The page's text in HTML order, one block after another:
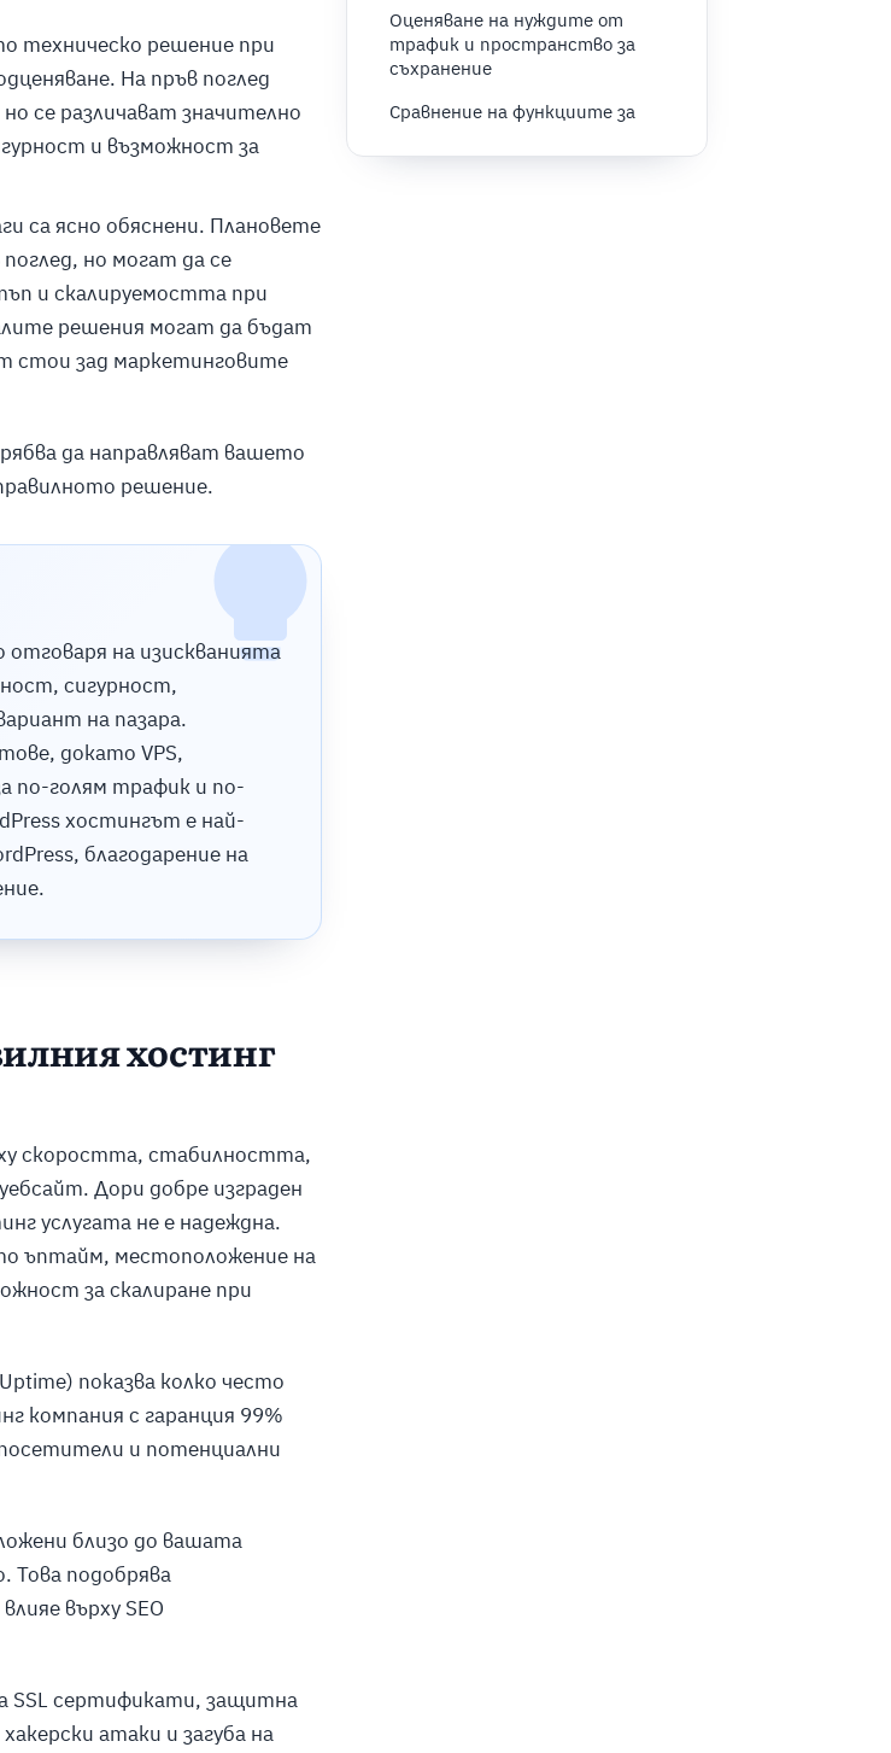
Оценяване на нуждите от
трафик и пространство за
съхранение
Сравнение на функциите за
услугите
техническо решение при
На пръв поглед
се различават значително
и възможност за
са ясно обяснени. Плановете
но могат да се
и скалируемостта при
решения могат да бъдат
стои зад маркетинговите
да направляват вашето
решение.
на изискванията
сигурност,
на пазара.
докато VPS,
по-голям трафик и по-
хостингът е най-
благодарение на
хостинг
скоростта, стабилността,
Дори добре изграден
услугата не е надеждна.
ъптайм, местоположение на
за скалиране при
показва колко често
компания с гаранция 99%
и потенциални
близо до вашата
Това подобрява
върху SEO
SSL сертификати, защитна
атаки и загуба на